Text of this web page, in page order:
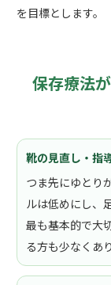
を目標とします。
保存療法
靴の見直し・指
つま先にゆとり
ルは低めにし、
最も基本的で大
る方も少なくあ